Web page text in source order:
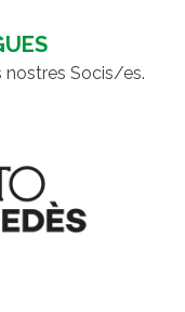
nostres Socis/es.